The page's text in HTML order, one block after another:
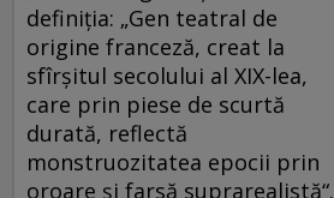
definiţia: „Gen teatral de
origine franceză, creat la
sfîrşitul secolului al XIX-lea,
care prin piese de scurtă
durată, reflectă
monstruozitatea epocii prin
oroare şi farsă suprarealistă“.